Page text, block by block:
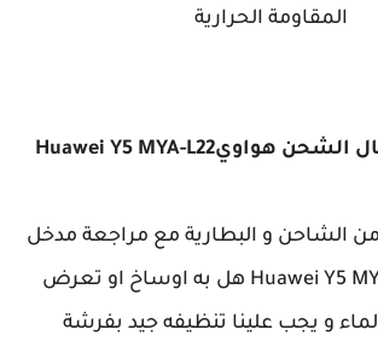
المقاومة الحرارية
الشحن هواويHuawei Y5 MYA-L22
من الشاحن و البطارية مع مراجعة مدخل
Huawei Y5 MYA-L22 هل به اوساخ او تعرض
و يجب علينا تنظيفه جيد بفرشة